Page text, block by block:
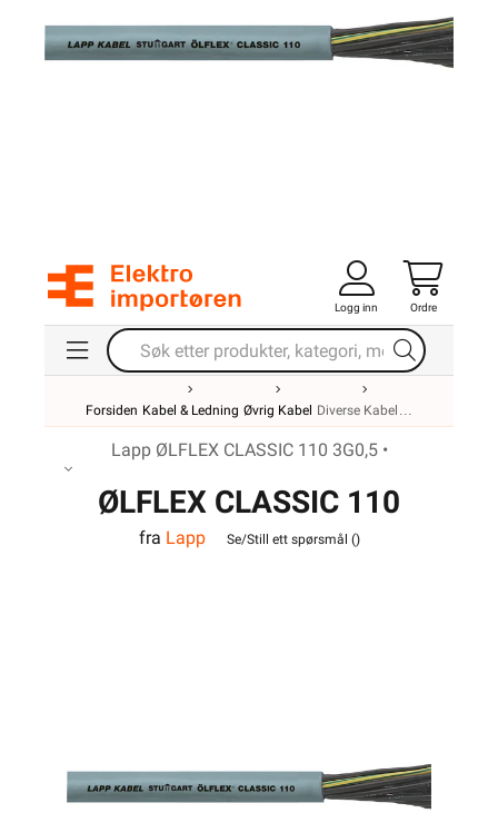
Logg inn Ordre
Forsiden Kabel & Ledning Øvrig Kabel Diverse Kabel
Lapp ØLFLEX CLASSIC 110 3G0,5 •
ØLFLEX CLASSIC 110
3G0,5
fra Lapp Se/Still ett spørsmål ()